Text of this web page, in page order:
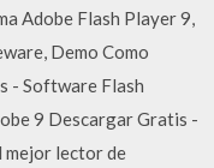
Adobe Flash Player 9,
Demo Como
- Software Flash
9 Descargar Gratis -
mejor lector de